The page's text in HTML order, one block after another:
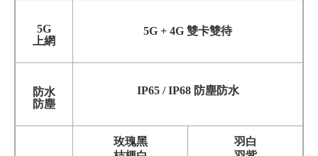
5G
上網
5G + 4G 雙卡雙待
防水
防塵
IP65 / IP68 防塵防水
玫瑰黑
羽白